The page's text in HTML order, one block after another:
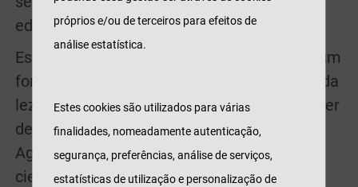
edifícios e bens e da atividade.
Esta é a maior feira agrícola nacional com um
formato dinâmico e interativo nos campos da
lezíria do Tejo. Para além de valorizar o saber
de experiência feito de agricultores, a
Agroglobal exibe os meios tecnológicos e
científicos que um enorme conjunto de
próprios e/ou de terceiros para efeitos de
análise estatística.
Estes cookies são utilizados para várias
finalidades, nomeadamente autenticação,
segurança, preferências, análise de serviços,
estatísticas de utilização e personalização de